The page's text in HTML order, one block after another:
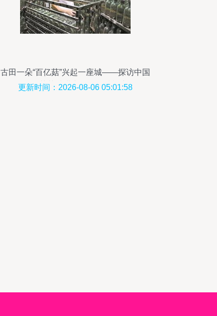
古田一朵“百亿菇”兴起一座城——探访中国
食用菌菌种进出口的县域样本
更新时间：2026-08-06 05:01:58